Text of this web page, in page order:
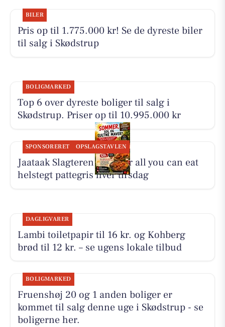
BILER
Pris op til 1.775.000 kr! Se de dyreste biler
til salg i Skødstrup
BOLIGMARKED
Top 6 over dyreste boliger til salg i
Skødstrup. Priser op til 10.995.000 kr
SPONSORERET OPSLAGSTAVLEN
Jaataak Slagteren serverer all you can eat
helstegt pattegris hver tirsdag
DAGLIGVARER
Lambi toiletpapir til 16 kr. og Kohberg
brød til 12 kr. – se ugens lokale tilbud
BOLIGMARKED
Fruenshøj 20 og 1 anden boliger er
kommet til salg denne uge i Skødstrup - se
boligerne her.